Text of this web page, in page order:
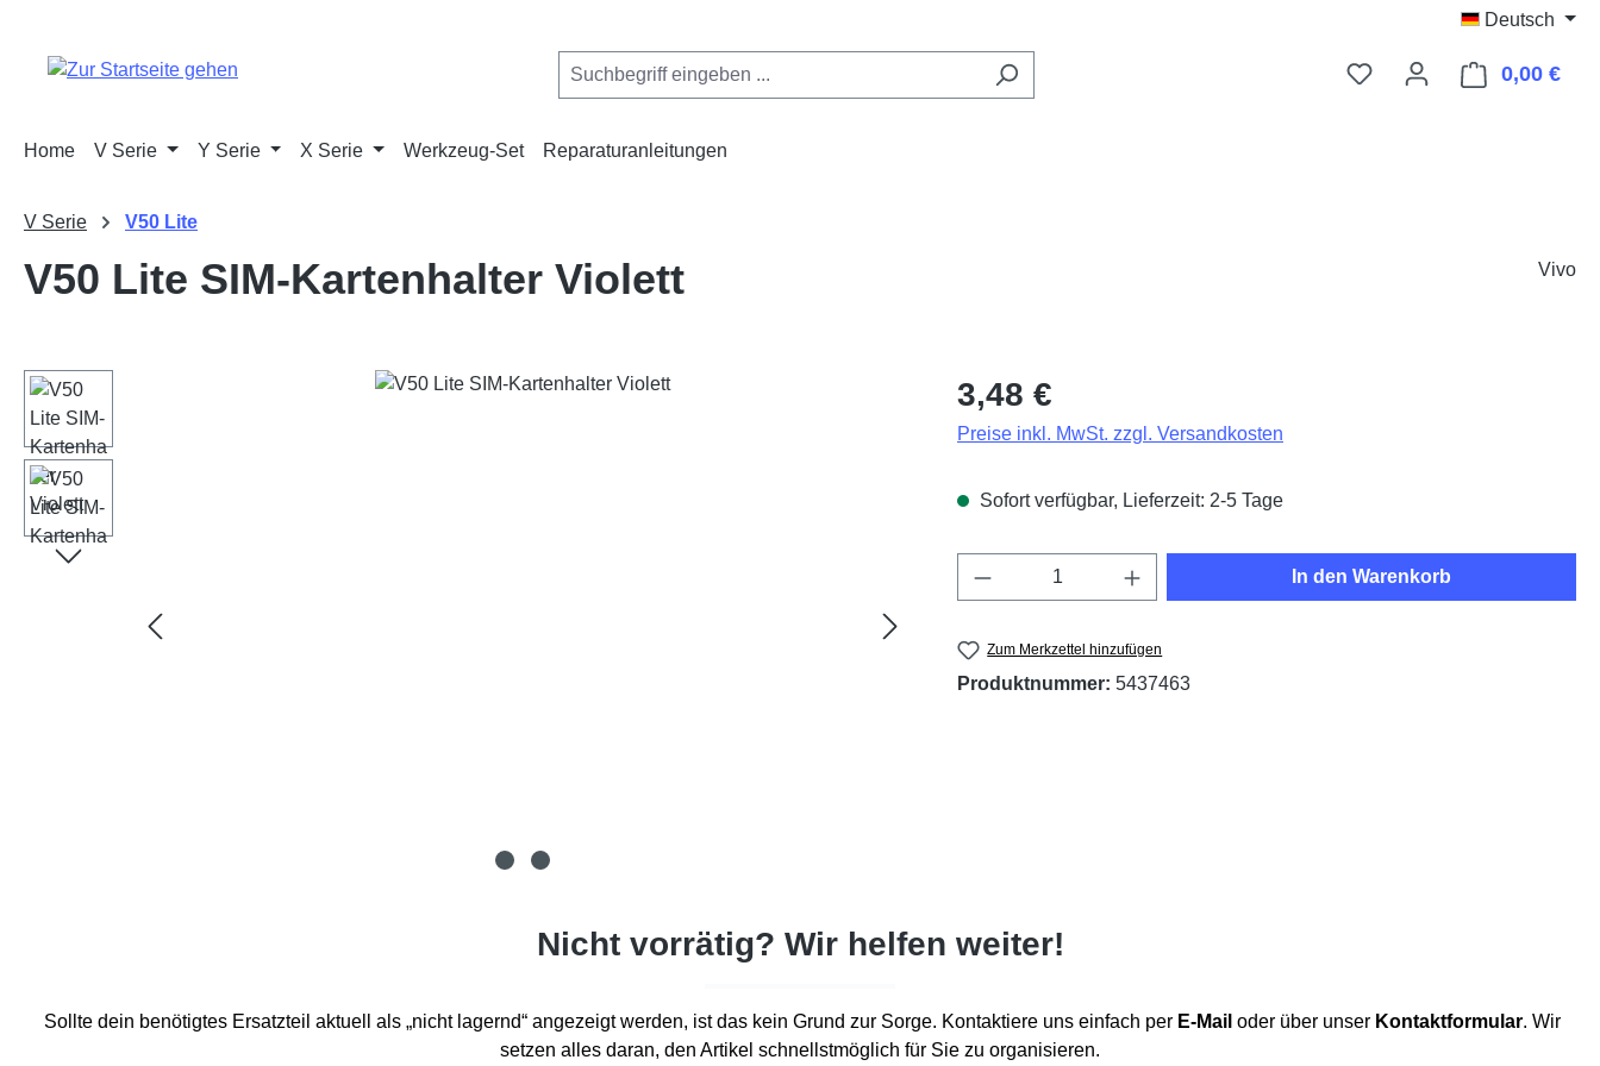
Deutsch
0,00 €
Home V Serie Y Serie X Serie Werkzeug-Set Reparaturanleitungen
V Serie V50 Lite
V50 Lite SIM-Kartenhalter Violett Vivo
Bildergalerie überspringen Regulärer Preis:
3,48 €
Preise inkl. MwSt. zzgl. Versandkosten
Sofort verfügbar, Lieferzeit: 2-5 Tage
Produkt Anzahl: Gib den gewünschten Wert ein
In den Warenkorb
Zum Merkzettel hinzufügen
Produktnummer: 5437463
Nicht vorrätig? Wir helfen weiter!
Sollte dein benötigtes Ersatzteil aktuell als „nicht lagernd“ angezeigt werden, ist das kein Grund zur Sorge. Kontaktiere uns einfach per E-Mail oder über unser Kontaktformular. Wir
setzen alles daran, den Artikel schnellstmöglich für Sie zu organisieren.